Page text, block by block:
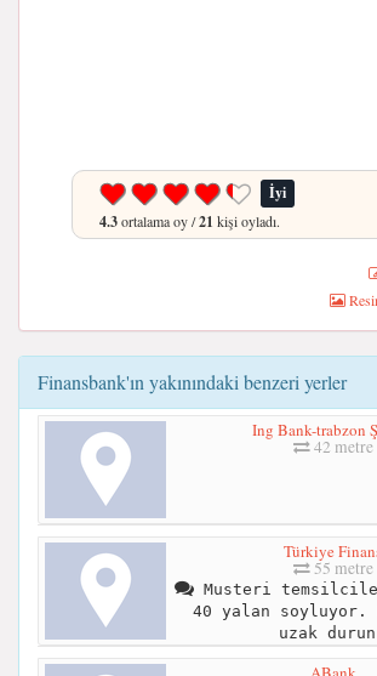
İyi
4.3ortalama oy /21 kişi oyladı.
Finansbank'ın yakınındaki benzeri yerler
Ing Bank-trabzon
42 metre
Türkiye
55 metre
Musteri
40 yalan soyluyor.
uzak